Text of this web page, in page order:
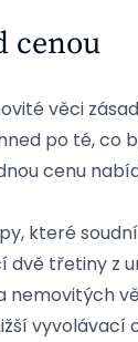
cenou
věci
po té, co
cenu
které
třetiny z
vyvolávací